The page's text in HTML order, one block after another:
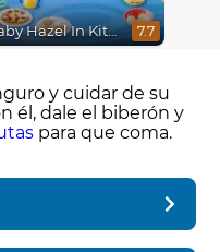
Baby Hazel In Kitchen 7.7
y cuidar de su
él, dale el biberón y
para que coma.